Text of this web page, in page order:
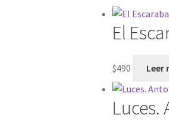
El
$490 Leer
Luces.